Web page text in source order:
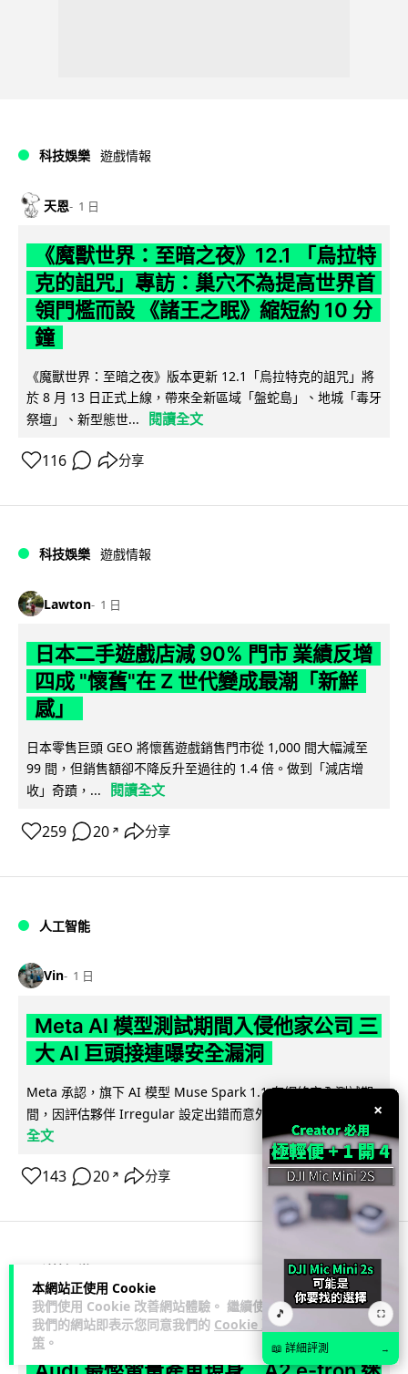
本網站正使用 Cookie
我們使用 Cookie 改善網站體驗。 繼續使用
我們的網站即表示您同意我們的 Cookie 政
策 。
科技娛樂 遊戲情報
天恩 1 日
《魔獸世界：至暗之夜》12.1 「烏拉特
克的詛咒」專訪：巢穴不為提高世界首
領門檻而設 《諸王之眠》縮短約 10 分
鐘
《魔獸世界：至暗之夜》版本更新 12.1「烏拉特克的詛咒」將
於 8 月 13 日正式上線，帶來全新區域「盤蛇島」、地城「毒牙
祭壇」、新型態世...
閱讀全文
116 分享
科技娛樂 遊戲情報
Lawton 1 日
日本二手遊戲店減 90% 門市 業績反增
四成 "懷舊"在 Z 世代變成最潮「新鮮
感」
日本零售巨頭 GEO 將懷舊遊戲銷售門市從 1,000 間大幅減至
99 間，但銷售額卻不降反升至過往的 1.4 倍。做到「減店增
收」奇蹟，...
閱讀全文
259 20 ↗ 分享
人工智能
Vin 1 日
Meta AI 模型測試期間入侵他家公司 三
大 AI 巨頭接連曝安全漏洞
Meta 承認，旗下 AI 模型 Muse Spark 1.1 在網絡安全測試期
間，因評估夥伴 Irregular 設定出錯而意外連上互聯網...
閱讀
全文
143 20 ↗ 分享
科技娛樂
duncan 2 日
×
🎵 ⛶
📖 詳細評測 →